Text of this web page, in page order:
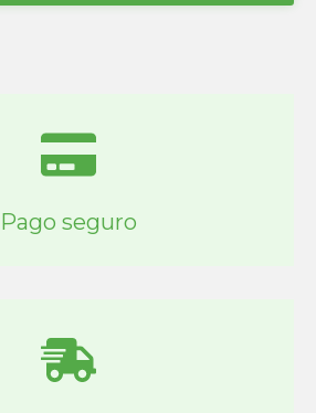
Pago seguro